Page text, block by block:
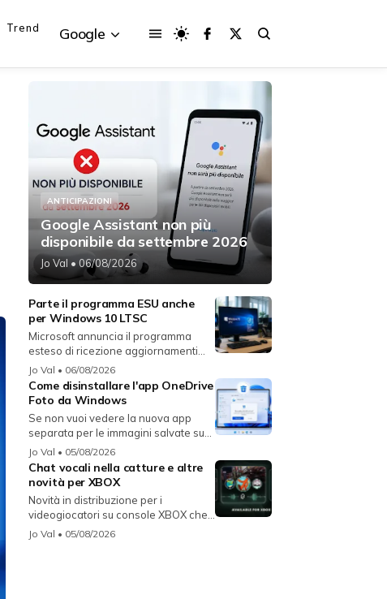
{{POSTS[3].LABEL}}
{{posts[3].title}}
Trend Google
{{POSTS[3].LABEL}}
{{posts[3].title}}
ANTICIPAZIONI
Google Assistant non più
disponibile da settembre 2026
Jo Val • 06/08/2026
Parte il programma ESU anche
per Windows 10 LTSC
Microsoft annuncia il programma
esteso di ricezione aggiornamenti
per...
Jo Val • 06/08/2026
Come disinstallare l'app OneDrive
Foto da Windows
Se non vuoi vedere la nuova app
separata per le immagini salvate su
On...
Jo Val • 05/08/2026
Chat vocali nella catture e altre
novità per XBOX
Novità in distribuzione per i
videogiocatori su console XBOX che
migli...
Jo Val • 05/08/2026